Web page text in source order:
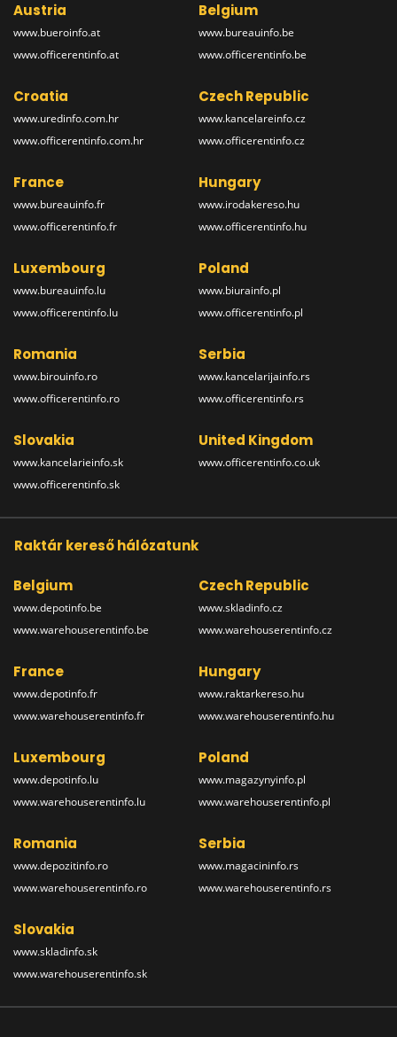
Austria
www.bueroinfo.at
www.officerentinfo.at
Belgium
www.bureauinfo.be
www.officerentinfo.be
Croatia
www.uredinfo.com.hr
www.officerentinfo.com.hr
Czech Republic
www.kancelareinfo.cz
www.officerentinfo.cz
France
www.bureauinfo.fr
www.officerentinfo.fr
Hungary
www.irodakereso.hu
www.officerentinfo.hu
Luxembourg
www.bureauinfo.lu
www.officerentinfo.lu
Poland
www.biurainfo.pl
www.officerentinfo.pl
Romania
www.birouinfo.ro
www.officerentinfo.ro
Serbia
www.kancelarijainfo.rs
www.officerentinfo.rs
Slovakia
www.kancelarieinfo.sk
www.officerentinfo.sk
United Kingdom
www.officerentinfo.co.uk
Raktár kereső hálózatunk
Belgium
www.depotinfo.be
www.warehouserentinfo.be
Czech Republic
www.skladinfo.cz
www.warehouserentinfo.cz
France
www.depotinfo.fr
www.warehouserentinfo.fr
Hungary
www.raktarkereso.hu
www.warehouserentinfo.hu
Luxembourg
www.depotinfo.lu
www.warehouserentinfo.lu
Poland
www.magazynyinfo.pl
www.warehouserentinfo.pl
Romania
www.depozitinfo.ro
www.warehouserentinfo.ro
Serbia
www.magacininfo.rs
www.warehouserentinfo.rs
Slovakia
www.skladinfo.sk
www.warehouserentinfo.sk